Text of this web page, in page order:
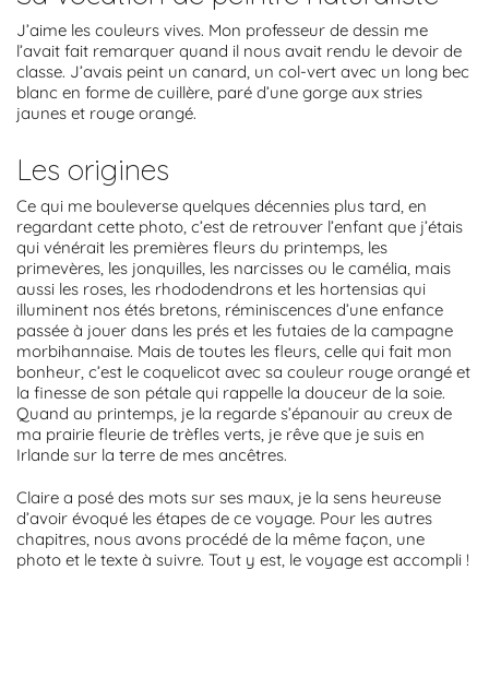
J’aime les couleurs vives. Mon professeur de dessin me
l’avait fait remarquer quand il nous avait rendu le devoir de
classe. J’avais peint un canard, un col-vert avec un long bec
blanc en forme de cuillère, paré d’une gorge aux stries
jaunes et rouge orangé.
Les origines
Ce qui me bouleverse quelques décennies plus tard, en
regardant cette photo, c’est de retrouver l’enfant que j’étais
qui vénérait les premières fleurs du printemps, les
primevères, les jonquilles, les narcisses ou le camélia, mais
aussi les roses, les rhododendrons et les hortensias qui
illuminent nos étés bretons, réminiscences d’une enfance
passée à jouer dans les prés et les futaies de la campagne
morbihannaise. Mais de toutes les fleurs, celle qui fait mon
bonheur, c’est le coquelicot avec sa couleur rouge orangé et
la finesse de son pétale qui rappelle la douceur de la soie.
Quand au printemps, je la regarde s’épanouir au creux de
ma prairie fleurie de trèfles verts, je rêve que je suis en
Irlande sur la terre de mes ancêtres.
Claire a posé des mots sur ses maux, je la sens heureuse
d’avoir évoqué les étapes de ce voyage. Pour les autres
chapitres, nous avons procédé de la même façon, une
photo et le texte à suivre. Tout y est, le voyage est accompli !